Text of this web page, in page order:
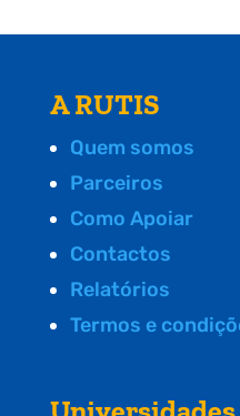
A RUTIS
Quem somos
Parceiros
Como Apoiar
Contactos
Relatórios
Termos e